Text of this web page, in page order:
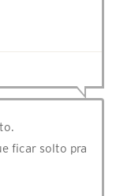
ficar solto pra